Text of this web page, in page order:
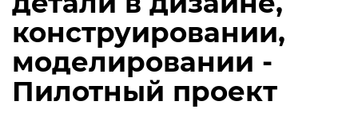
конструировании,
моделировании -
Пилотный проект